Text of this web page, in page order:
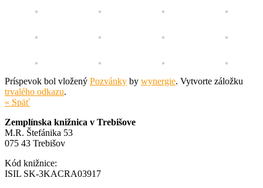
Príspevok bol vložený Pozvánky by wynergie. Vytvorte záložku
trvalého odkazu.
« Späť
Zemplínska knižnica v Trebišove
M.R. Štefánika 53
075 43 Trebišov
Kód knižnice:
ISIL SK-3KACRA03917